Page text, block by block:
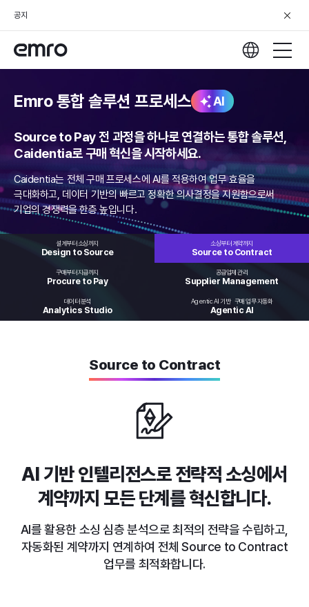
공지
Emro 통합 솔루션 프로세스 AI
Source to Pay 전 과정을 하나로 연결하는 통합 솔루션,
Caidentia로 구매 혁신을 시작하세요.
Caidentia는 전체 구매 프로세스에 AI를 적용하여 업무 효율을
극대화하고, 데이터 기반의 빠르고 정확한 의사결정을 지원함으로써
기업의 경쟁력을 한층 높입니다.
설계부터 소싱까지
Design to Source
소싱부터 계약까지
Source to Contract
구매부터 지급까지
Procure to Pay
공급업체 관리
Supplier Management
데이터 분석
Analytics Studio
Agentic AI 기반 구매 업무 자동화
Agentic AI
Source to Contract
AI 기반 인텔리전스로 전략적 소싱에서
계약까지 모든 단계를 혁신합니다.
AI를 활용한 소싱 심층 분석으로 최적의 전략을 수립하고,
자동화된 계약까지 연계하여 전체 Source to Contract
업무를 최적화합니다.